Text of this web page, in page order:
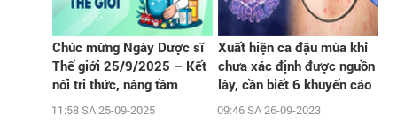
Chúc mừng Ngày Dược sĩ
Thế giới 25/9/2025 – Kết
nối tri thức, nâng tầm
chăm sóc sức khỏe cộng
11:58 SA 25-09-2025
Xuất hiện ca đậu mùa khỉ
chưa xác định được nguồn
lây, cần biết 6 khuyến cáo
phòng chống dịch của Bộ Y
09:46 SA 26-09-2023